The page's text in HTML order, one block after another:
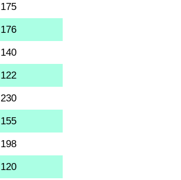
175
176
140
122
230
155
198
120